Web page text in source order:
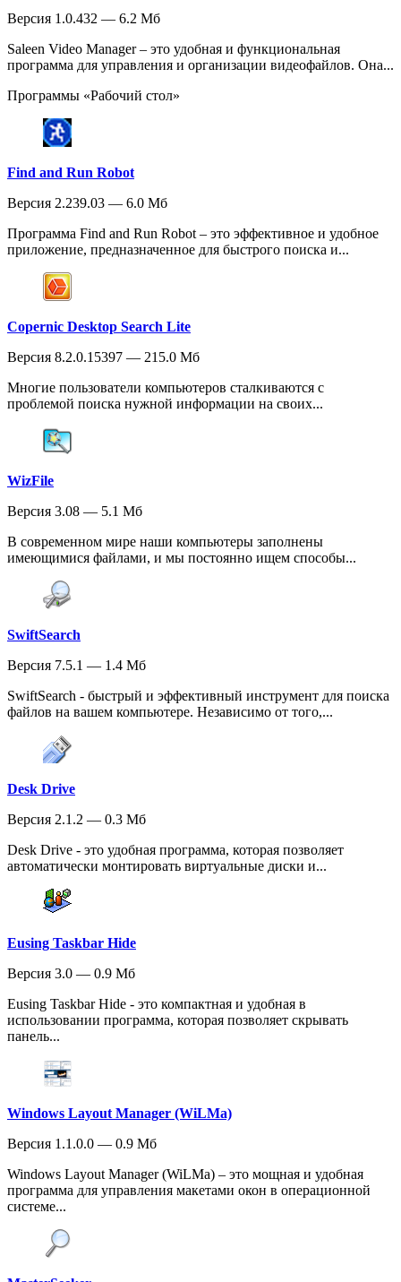
Версия 1.0.432 — 6.2 Мб
Saleen Video Manager – это удобная и функциональная
программа для управления и организации видеофайлов. Она...
Программы «Рабочий стол»
Find and Run Robot
Версия 2.239.03 — 6.0 Мб
Программа Find and Run Robot – это эффективное и удобное
приложение, предназначенное для быстрого поиска и...
Copernic Desktop Search Lite
Версия 8.2.0.15397 — 215.0 Мб
Многие пользователи компьютеров сталкиваются с
проблемой поиска нужной информации на своих...
WizFile
Версия 3.08 — 5.1 Мб
В современном мире наши компьютеры заполнены
имеющимися файлами, и мы постоянно ищем способы...
SwiftSearch
Версия 7.5.1 — 1.4 Мб
SwiftSearch - быстрый и эффективный инструмент для поиска
файлов на вашем компьютере. Независимо от того,...
Desk Drive
Версия 2.1.2 — 0.3 Мб
Desk Drive - это удобная программа, которая позволяет
автоматически монтировать виртуальные диски и...
Eusing Taskbar Hide
Версия 3.0 — 0.9 Мб
Eusing Taskbar Hide - это компактная и удобная в
использовании программа, которая позволяет скрывать
панель...
Windows Layout Manager (WiLMa)
Версия 1.1.0.0 — 0.9 Мб
Windows Layout Manager (WiLMa) – это мощная и удобная
программа для управления макетами окон в операционной
системе...